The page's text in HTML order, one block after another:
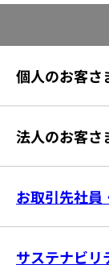
個人のお客さ
法人のお客さ
お取引先社員
サステナビリ